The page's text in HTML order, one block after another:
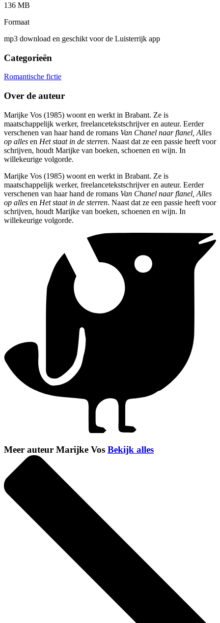
136 MB
Formaat
mp3 download en geschikt voor de Luisterrijk app
Categorieën
Romantische fictie
Over de auteur
Marijke Vos (1985) woont en werkt in Brabant. Ze is
maatschappelijk werker, freelancetekstschrijver en auteur. Eerder
verschenen van haar hand de romans Van Chanel naar flanel, Alles
op alles en Het staat in de sterren. Naast dat ze een passie heeft voor
schrijven, houdt Marijke van boeken, schoenen en wijn. In
willekeurige volgorde.
Marijke Vos (1985) woont en werkt in Brabant. Ze is
maatschappelijk werker, freelancetekstschrijver en auteur. Eerder
verschenen van haar hand de romans Van Chanel naar flanel, Alles
op alles en Het staat in de sterren. Naast dat ze een passie heeft voor
schrijven, houdt Marijke van boeken, schoenen en wijn. In
willekeurige volgorde.
Meer auteur Marijke Vos Bekijk alles